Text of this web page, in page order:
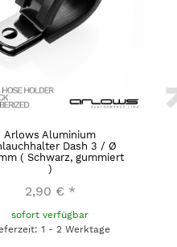
Arlows Aluminium
Dash 3 / Ø
( Schwarz, gummiert
)
2,90 € *
sofort verfügbar
1 - 2 Werktage